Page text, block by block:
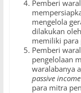
Pemberi
mengelola
dilakukan
memiliki para
Pemberi
pengelolaan
waralabanya
passive income
para mitra